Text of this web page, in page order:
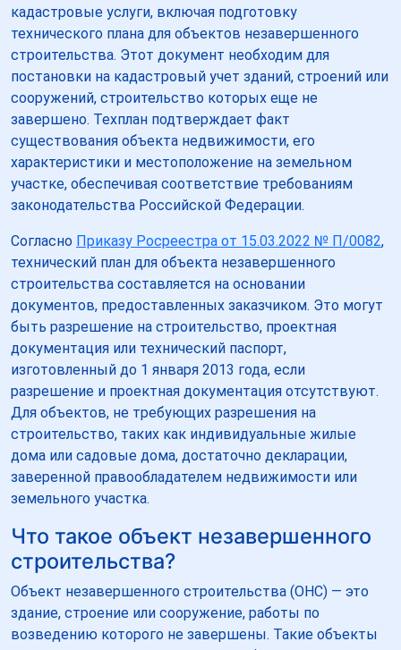
кадастровые услуги, включая подготовку
технического плана для объектов незавершенного
строительства. Этот документ необходим для
постановки на кадастровый учет зданий, строений или
сооружений, строительство которых еще не
завершено. Техплан подтверждает факт
существования объекта недвижимости, его
характеристики и местоположение на земельном
участке, обеспечивая соответствие требованиям
законодательства Российской Федерации.
Согласно Приказу Росреестра от 15.03.2022 № П/0082,
технический план для объекта незавершенного
строительства составляется на основании
документов, предоставленных заказчиком. Это могут
быть разрешение на строительство, проектная
документация или технический паспорт,
изготовленный до 1 января 2013 года, если
разрешение и проектная документация отсутствуют.
Для объектов, не требующих разрешения на
строительство, таких как индивидуальные жилые
дома или садовые дома, достаточно декларации,
заверенной правообладателем недвижимости или
земельного участка.
Что такое объект незавершенного
строительства?
Объект незавершенного строительства (ОНС) — это
здание, строение или сооружение, работы по
возведению которого не завершены. Такие объекты